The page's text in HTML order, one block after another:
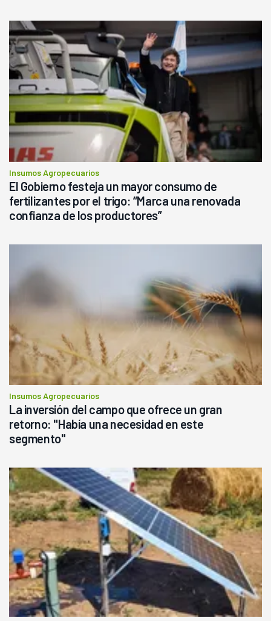
Insumos Agropecuarios
El Gobierno festeja un mayor consumo de
fertilizantes por el trigo: “Marca una renovada
confianza de los productores”
Insumos Agropecuarios
La inversión del campo que ofrece un gran
retorno: "Había una necesidad en este
segmento"